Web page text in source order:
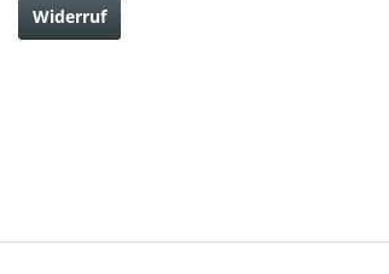
Widerruf